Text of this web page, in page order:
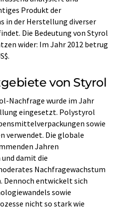
Produkt der
in der Herstellung diverser
Die Bedeutung von Styrol
wider: Im Jahr 2012 betrug
von Styrol
Nachfrage wurde im Jahr
eingesetzt. Polystyrol
sowie
verwendet. Die globale
Jahren
damit die
Nachfragewachstum
Dennoch entwickelt sich
sowie
nicht so stark wie